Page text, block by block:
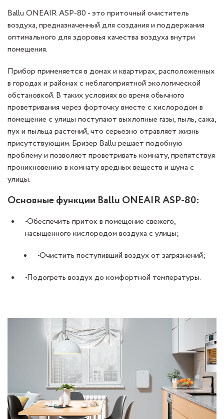
Ballu ONEAIR ASP-80 - это приточный очиститель
воздуха, предназначенный для создания и поддержания
оптимального для здоровья качества воздуха внутри
помещения.
Прибор применяется в домах и квартирах, расположенных
в городах и районах с неблагоприятной экологической
обстановкой. В таких условиях во время обычного
проветривания через форточку вместе с кислородом в
помещение с улицы поступают выхлопные газы, пыль, сажа,
пух и пыльца растений, что серьезно отравляет жизнь
присутствующим. Бризер Ballu решает подобную
проблему и позволяет проветривать комнату, препятствуя
проникновению в комнату вредных веществ и шума с
улицы.
Основные функции Ballu ONEAIR ASP-80:
•Обеспечить приток в помещение свежего,
насыщенного кислородом воздуха с улицы;
•Очистить поступивший воздух от загрязнений;
•Подогреть воздух до комфортной температуры.